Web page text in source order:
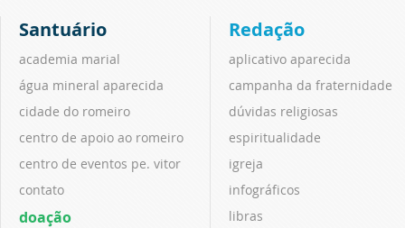
Santuário
academia marial
água mineral aparecida
cidade do romeiro
centro de apoio ao romeiro
centro de eventos pe. vitor
contato
doação
Redação
aplicativo aparecida
campanha da fraternidade
dúvidas religiosas
espiritualidade
igreja
infográficos
libras